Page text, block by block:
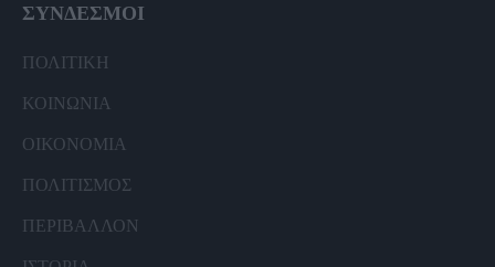
ΣΥΝΔΕΣΜΟΙ
ΠΟΛΙΤΙΚΗ
ΚΟΙΝΩΝΙΑ
ΟΙΚΟΝΟΜΙΑ
ΠΟΛΙΤΙΣΜΟΣ
ΠΕΡΙΒΑΛΛΟΝ